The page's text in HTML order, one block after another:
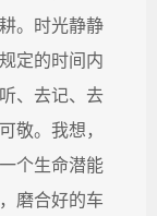
。时光静静
定的时间内
、去记、去
敬。我想，
个生命潜能
磨合好的车